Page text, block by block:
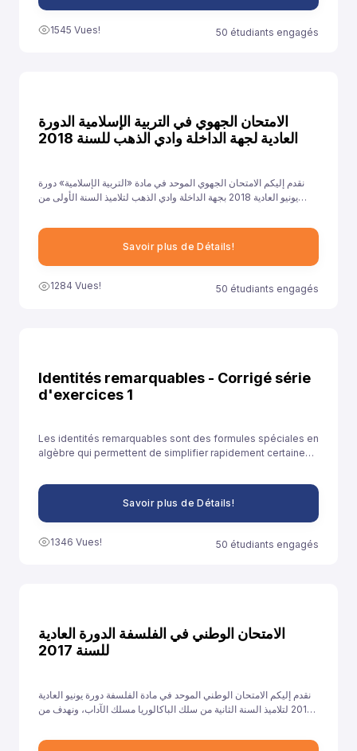
1545 Vues! 50 étudiants engagés
الامتحان الجهوي في التربية الإسلامية الدورة
العادية لجهة الداخلة وادي الذهب للسنة 2018
نقدم إليكم الامتحان الجهوي الموحد في مادة «التربية الإسلامية» دورة
يونيو العادية 2018 بجهة الداخلة وادي الذهب لتلاميذ السنة الأولى من
توفيرنا لهذا النموذج إلى مساعدة تلاميذ على الاستعداد الجيد لخوض غمار
Savoir plus de Détails!
1284 Vues! 50 étudiants engagés
Identités remarquables - Corrigé série
d'exercices 1
Les identités remarquables sont des formules spéciales en
algèbre qui permettent de simplifier rapidement certaines
des expressions ou résoudre des équations plus
facilement.
Savoir plus de Détails!
1346 Vues! 50 étudiants engagés
الامتحان الوطني في الفلسفة الدورة العادية
للسنة 2017
نقدم إليكم الامتحان الوطني الموحد في مادة الفلسفة دورة يونيو العادية
2017 لتلاميذ السنة الثانية من سلك الباكالوريا مسلك الآداب، ونهدف من
على الاستعداد الجيد لخوض غمار الامتحانات الوطنية الموحدة.